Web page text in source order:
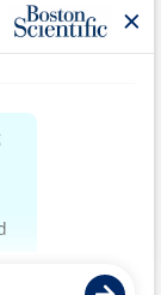
イトホーム